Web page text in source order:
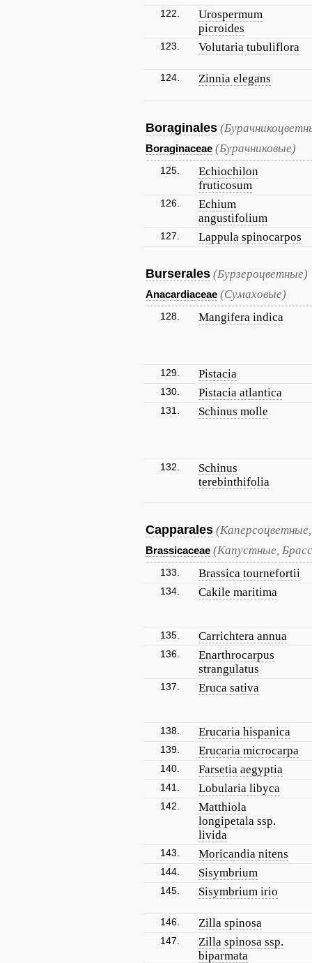
122.
Urospermum
picroides
123. Volutaria tubuliflora
124. Zinnia elegans
Boraginales
Boraginaceae (Бурачниковые)
125.
Echiochilon
fruticosum
126.
Echium
angustifolium
127. Lappula spinocarpos
Burserales (Бурзероцветные)
Anacardiaceae (Сумаховые)
128. Mangifera indica
129. Pistacia
130. Pistacia atlantica
131. Schinus molle
132.
Schinus
terebinthifolia
Capparales
Brassicaceae (Капустные,
133. Brassica tournefortii
134. Cakile maritima
135. Carrichtera annua
136.
Enarthrocarpus
strangulatus
137. Eruca sativa
138. Erucaria hispanica
139. Erucaria microcarpa
140. Farsetia aegyptia
141. Lobularia libyca
142.
Matthiola
longipetala ssp.
livida
143. Moricandia nitens
144. Sisymbrium
145. Sisymbrium irio
146. Zilla spinosa
147.
Zilla spinosa ssp.
biparmata